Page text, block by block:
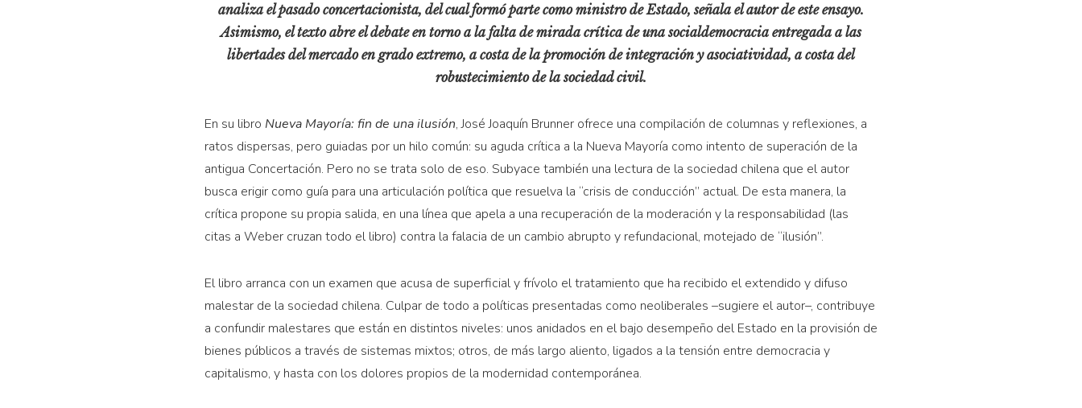
analiza el pasado concertacionista, del cual formó parte como ministro de Estado, señala el autor de este ensayo.
Asimismo, el texto abre el debate en torno a la falta de mirada crítica de una socialdemocracia entregada a las
libertades del mercado en grado extremo, a costa de la promoción de integración y asociatividad, a costa del
robustecimiento de la sociedad civil.
En su libro Nueva Mayoría: fin de una ilusión, José Joaquín Brunner ofrece una compilación de columnas y reflexiones, a
ratos dispersas, pero guiadas por un hilo común: su aguda crítica a la Nueva Mayoría como intento de superación de la
antigua Concertación. Pero no se trata solo de eso. Subyace también una lectura de la sociedad chilena que el autor
busca erigir como guía para una articulación política que resuelva la “crisis de conducción” actual. De esta manera, la
crítica propone su propia salida, en una línea que apela a una recuperación de la moderación y la responsabilidad (las
citas a Weber cruzan todo el libro) contra la falacia de un cambio abrupto y refundacional, motejado de “ilusión”.
El libro arranca con un examen que acusa de superficial y frívolo el tratamiento que ha recibido el extendido y difuso
malestar de la sociedad chilena. Culpar de todo a políticas presentadas como neoliberales –sugiere el autor–, contribuye
a confundir malestares que están en distintos niveles: unos anidados en el bajo desempeño del Estado en la provisión de
bienes públicos a través de sistemas mixtos; otros, de más largo aliento, ligados a la tensión entre democracia y
capitalismo, y hasta con los dolores propios de la modernidad contemporánea.